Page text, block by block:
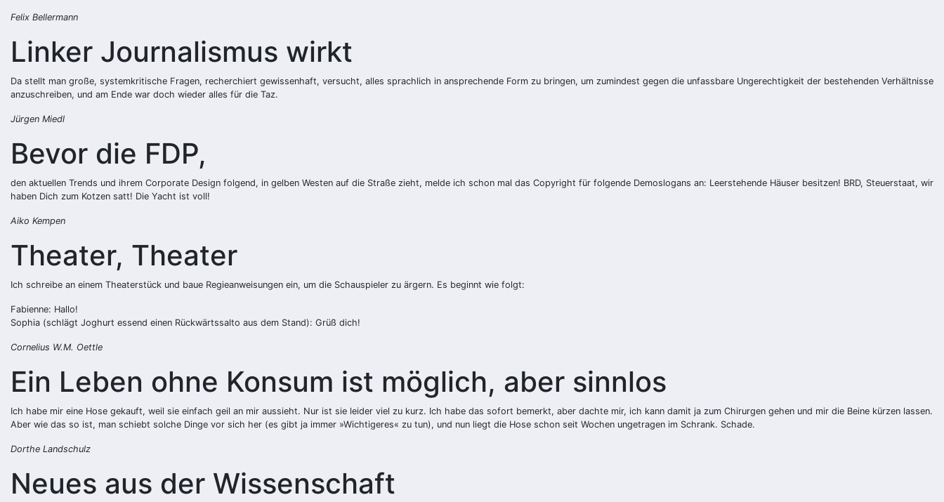
Felix Bellermann
Linker Journalismus wirkt
Da stellt man große, systemkritische Fragen, recherchiert gewissenhaft, versucht, alles sprachlich in ansprechende Form zu bringen, um zumindest gegen die unfassbare Ungerechtigkeit der bestehenden Verhältnisse
anzuschreiben, und am Ende war doch wieder alles für die Taz.
Jürgen Miedl
Bevor die FDP,
den aktuellen Trends und ihrem Corporate Design folgend, in gelben Westen auf die Straße zieht, melde ich schon mal das Copyright für folgende Demoslogans an: Leerstehende Häuser besitzen! BRD, Steuerstaat, wir
haben Dich zum Kotzen satt! Die Yacht ist voll!
Aiko Kempen
Theater, Theater
Ich schreibe an einem Theaterstück und baue Regieanweisungen ein, um die Schauspieler zu ärgern. Es beginnt wie folgt:
Fabienne: Hallo!
Sophia (schlägt Joghurt essend einen Rückwärtssalto aus dem Stand): Grüß dich!
Cornelius W.M. Oettle
Ein Leben ohne Konsum ist möglich, aber sinnlos
Ich habe mir eine Hose gekauft, weil sie einfach geil an mir aussieht. Nur ist sie leider viel zu kurz. Ich habe das sofort bemerkt, aber dachte mir, ich kann damit ja zum Chirurgen gehen und mir die Beine kürzen lassen.
Aber wie das so ist, man schiebt solche Dinge vor sich her (es gibt ja immer »Wichtigeres« zu tun), und nun liegt die Hose schon seit Wochen ungetragen im Schrank. Schade.
Dorthe Landschulz
Neues aus der Wissenschaft